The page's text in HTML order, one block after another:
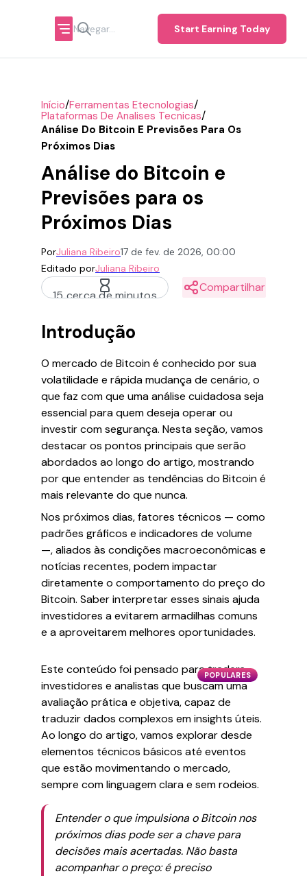
Start Earning Today
Início/Ferramentas Etecnologias/
Plataformas De Analises Tecnicas/
Análise Do Bitcoin E Previsões Para Os
Próximos Dias
Análise do Bitcoin e
Previsões para os
Próximos Dias
PorJuliana Ribeiro17 de fev. de 2026, 00:00
Editado porJuliana Ribeiro
15 cerca de minutos
Compartilhar
Introdução
O mercado de Bitcoin é conhecido por sua
volatilidade e rápida mudança de cenário, o
que faz com que uma análise cuidadosa seja
essencial para quem deseja operar ou
investir com segurança. Nesta seção, vamos
destacar os pontos principais que serão
abordados ao longo do artigo, mostrando
por que entender as tendências do Bitcoin é
mais relevante do que nunca.
Nos próximos dias, fatores técnicos — como
padrões gráficos e indicadores de volume
—, aliados às condições macroeconômicas e
notícias recentes, podem impactar
diretamente o comportamento do preço do
Bitcoin. Saber interpretar esses sinais ajuda
investidores a evitarem armadilhas comuns
e a aproveitarem melhores oportunidades.
POPULARES
Este conteúdo foi pensado para traders,
investidores e analistas que buscam uma
avaliação prática e objetiva, capaz de
traduzir dados complexos em insights úteis.
Ao longo do artigo, vamos explorar desde
elementos técnicos básicos até eventos
que estão movimentando o mercado,
sempre com linguagem clara e sem rodeios.
Entender o que impulsiona o Bitcoin nos
próximos dias pode ser a chave para
decisões mais acertadas. Não basta
acompanhar o preço: é preciso